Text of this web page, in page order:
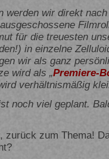
werden wir direkt
für die treuesten
in einzelne
wir als ganz
wird als „Premiere-
verhältnismäßig
noch viel geplant.
zurück zum Thema!